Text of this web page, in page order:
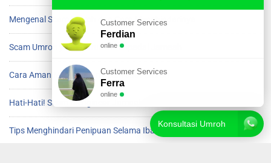
Mengenal Scam Umroh dan Cara Menghindarinya
Scam Umroh yang Harus Diwaspadai Jamaah
Cara Aman Menghindari Scam saat Umroh
Hati-Hati! Scam Mengincar Jamaah Umroh
Tips Menghindari Penipuan Selama Ibadah Umroh
Konsultasi Umroh
Customer Services
Ferdian
online
Customer Services
Ferra
online